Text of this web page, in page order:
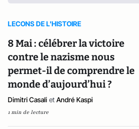
LECONS DE L'HISTOIRE
8 Mai : célébrer la victoire
contre le nazisme nous
permet-il de comprendre le
monde d’aujourd’hui ?
Dimitri Casali et André Kaspi
1 min de lecture